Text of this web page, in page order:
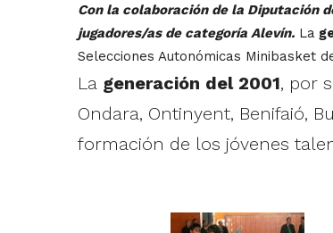
Con la colaboración de la Diputación
jugadores/as de categoría Alevín.La
Selecciones Autonómicas Minibasket
La generación del 2001, por
Ondara, Ontinyent, Benifaió,
formación de los jóvenes